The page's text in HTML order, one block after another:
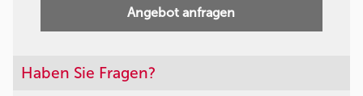
Angebot anfragen
Haben Sie Fragen?